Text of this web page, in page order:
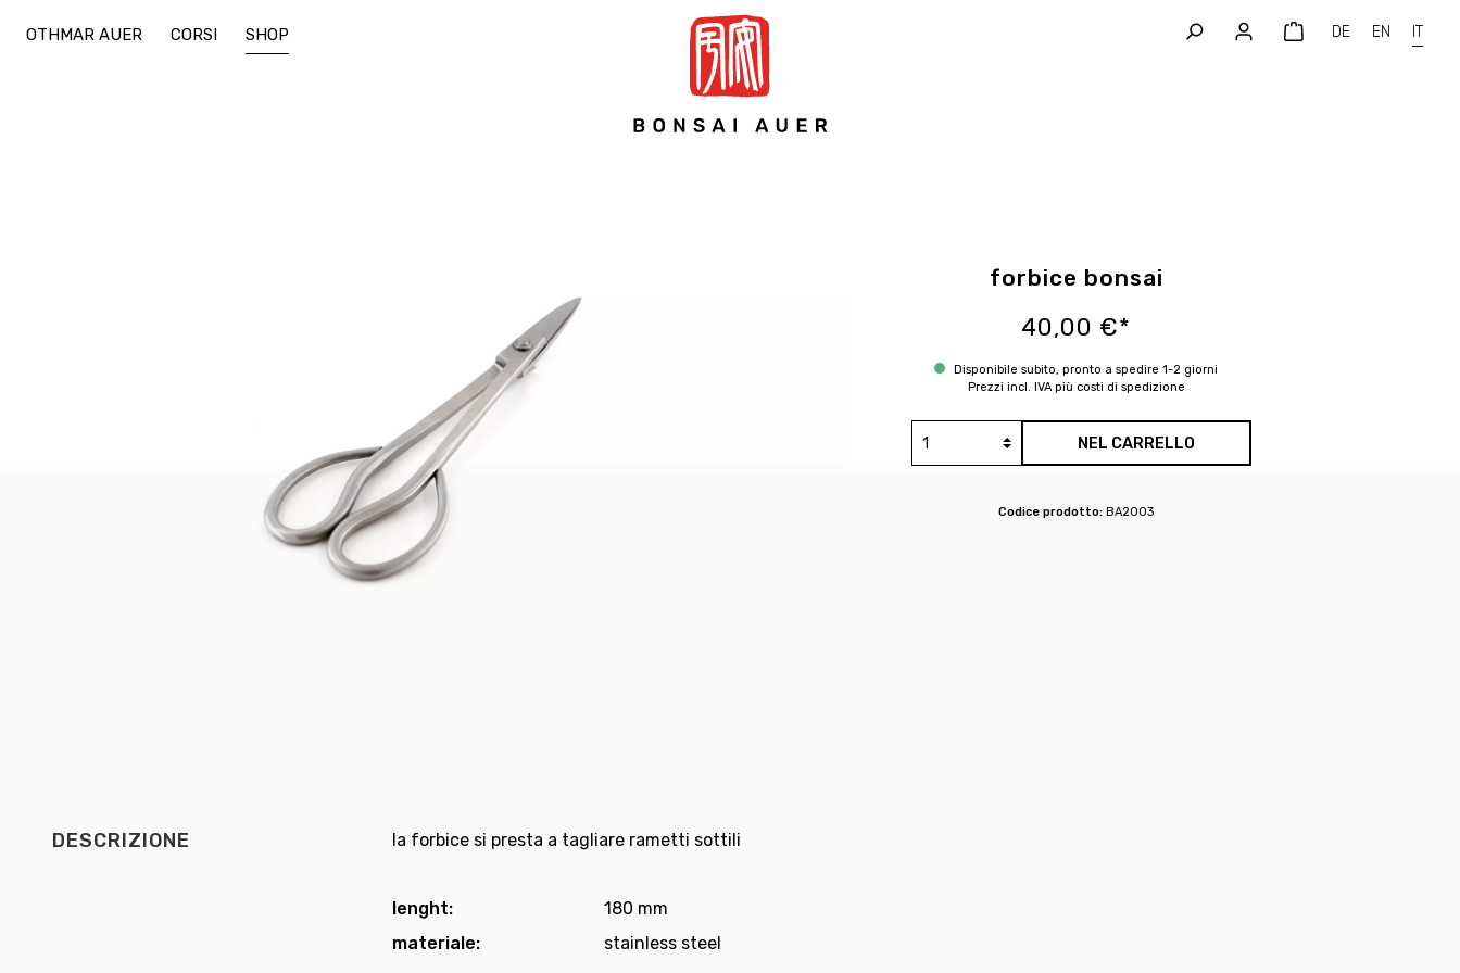
OTHMAR AUER CORSI SHOP DE EN IT
forbice bonsai
40,00 €*
Disponibile subito, pronto a spedire 1-2 giorni
Prezzi incl. IVA più costi di spedizione
NEL CARRELLO
Codice prodotto: BA2003
DESCRIZIONE la forbice si presta a tagliare rametti sottili
lenght:
180 mm
materiale:
stainless steel